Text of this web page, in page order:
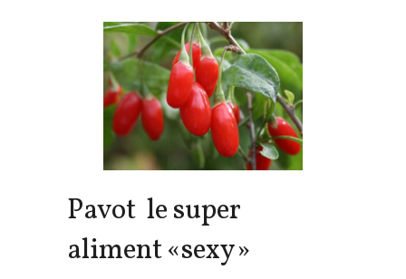
Pavot le super
aliment «sexy»